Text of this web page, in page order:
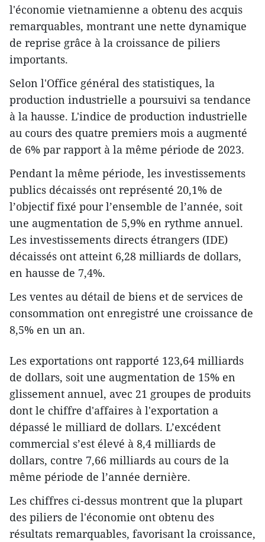
l'économie vietnamienne a obtenu des acquis
remarquables, montrant une nette dynamique
de reprise grâce à la croissance de piliers
importants.
Selon l'Office général des statistiques, la
production industrielle a poursuivi sa tendance
à la hausse. L'indice de production industrielle
au cours des quatre premiers mois a augmenté
de 6% par rapport à la même période de 2023.
Pendant la même période, les investissements
publics décaissés ont représenté 20,1% de
l’objectif fixé pour l’ensemble de l’année, soit
une augmentation de 5,9% en rythme annuel.
Les investissements directs étrangers (IDE)
décaissés ont atteint 6,28 milliards de dollars,
en hausse de 7,4%.
Les ventes au détail de biens et de services de
consommation ont enregistré une croissance de
8,5% en un an.
Les exportations ont rapporté 123,64 milliards
de dollars, soit une augmentation de 15% en
glissement annuel, avec 21 groupes de produits
dont le chiffre d'affaires à l'exportation a
dépassé le milliard de dollars. L’excédent
commercial s’est élevé à 8,4 milliards de
dollars, contre 7,66 milliards au cours de la
même période de l’année dernière.
Les chiffres ci-dessus montrent que la plupart
des piliers de l'économie ont obtenu des
résultats remarquables, favorisant la croissance,